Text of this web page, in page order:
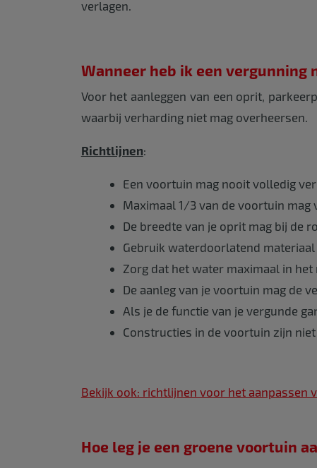
verlagen.
Wanneer heb ik een vergunning
Voor het aanleggen van een oprit,
waarbij verharding niet mag overheersen.
Richtlijnen:
Een voortuin mag nooit volledig
Maximaal 1/3 van de voortuin mag
De breedte van je oprit mag bij de
Gebruik waterdoorlatend
Zorg dat het water maximaal in
De aanleg van je voortuin mag de
Als je de functie van je vergunde
Constructies in de voortuin zijn
Bekijk ook: richtlijnen voor het aanpassen
Hoe leg je een groene voortuin